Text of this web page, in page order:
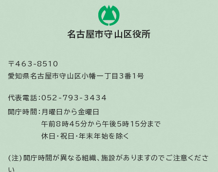
名古屋市守山区役所
〒463-8510
愛知県名古屋市守山区小幡一丁目3番1号
代表電話： 052-793-3434
開庁時間： 月曜日から金曜日
午前8時45分から午後5時15分まで
休日・祝日・年末年始を除く
(注)開庁時間が異なる組織、施設がありますのでご注意くださ
い